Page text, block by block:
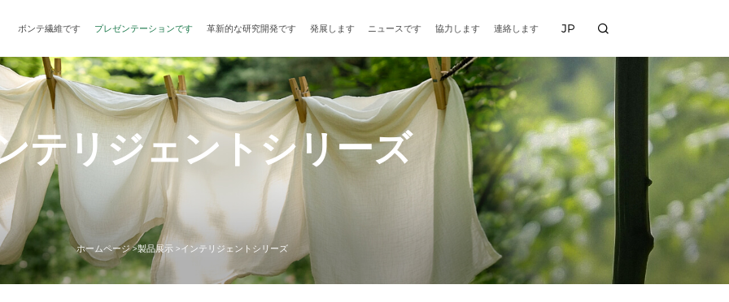
ボンテ繊維です プレゼンテーションです 革新的な研究開発です 発展します ニュースです 協力します 連絡します JP
テリジェントシリーズ
ホームページ >製品展示 >インテリジェントシリーズ